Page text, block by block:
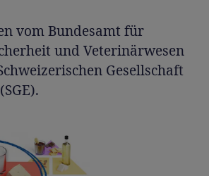
vom Bundesamt für
und Veterinärwesen
Gesellschaft